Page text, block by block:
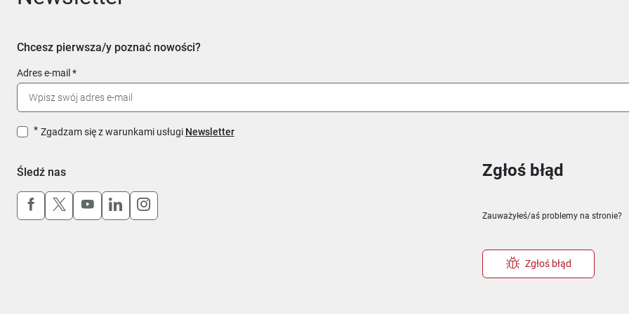
Chcesz pierwsza/y poznać nowości?
Adres e-mail
Zgadzam się z warunkami usługi Newsletter
Śledź nas
Uwaga, link otworzy się w nowym oknie
Uwaga, link otworzy się w nowym oknie
Uwaga, link otworzy się w nowym oknie
Uwaga, link otworzy się w nowym oknie
Uwaga, link otworzy się w nowym oknie
Zgłoś błąd
Zauważyłeś/aś problemy na stronie?
Zgłoś błąd